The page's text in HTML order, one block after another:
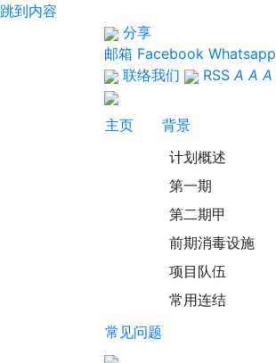
跳到内容
分享
邮箱 Facebook Whatsapp
联络我们
RSS A A A
主页
背景
计划概述
第一期
第二期甲
前期消毒设施
项目队伍
常用连结
常见问题